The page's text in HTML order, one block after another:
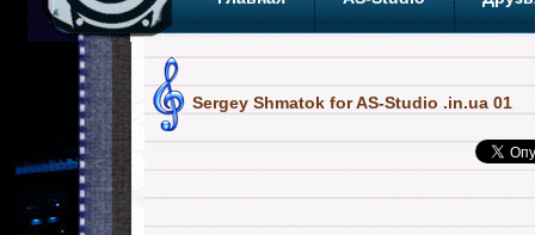
Sergey Shmatok for AS-Studio .in.ua 01